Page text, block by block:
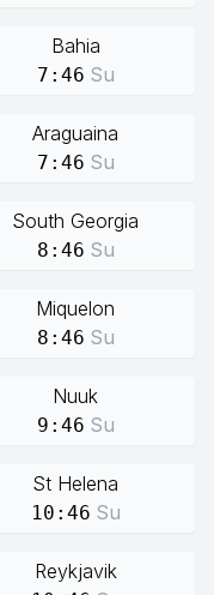
Bahia
7:46 Su
Araguaina
7:46 Su
South Georgia
8:46 Su
Miquelon
8:46 Su
Nuuk
9:46 Su
St Helena
10:46 Su
Reykjavik